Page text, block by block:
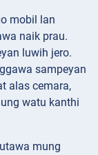
mobil lan
naik prau.
luwih jero.
sampeyan
alas cemara,
watu kanthi
mung